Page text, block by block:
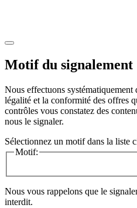
Motif du signalement
Nous effectuons
légalité et la conformité des offres
contrôles vous constatez des
nous le signaler.
Sélectionnez un motif dans la liste
Motif:
Nous vous rappelons que le
interdit.